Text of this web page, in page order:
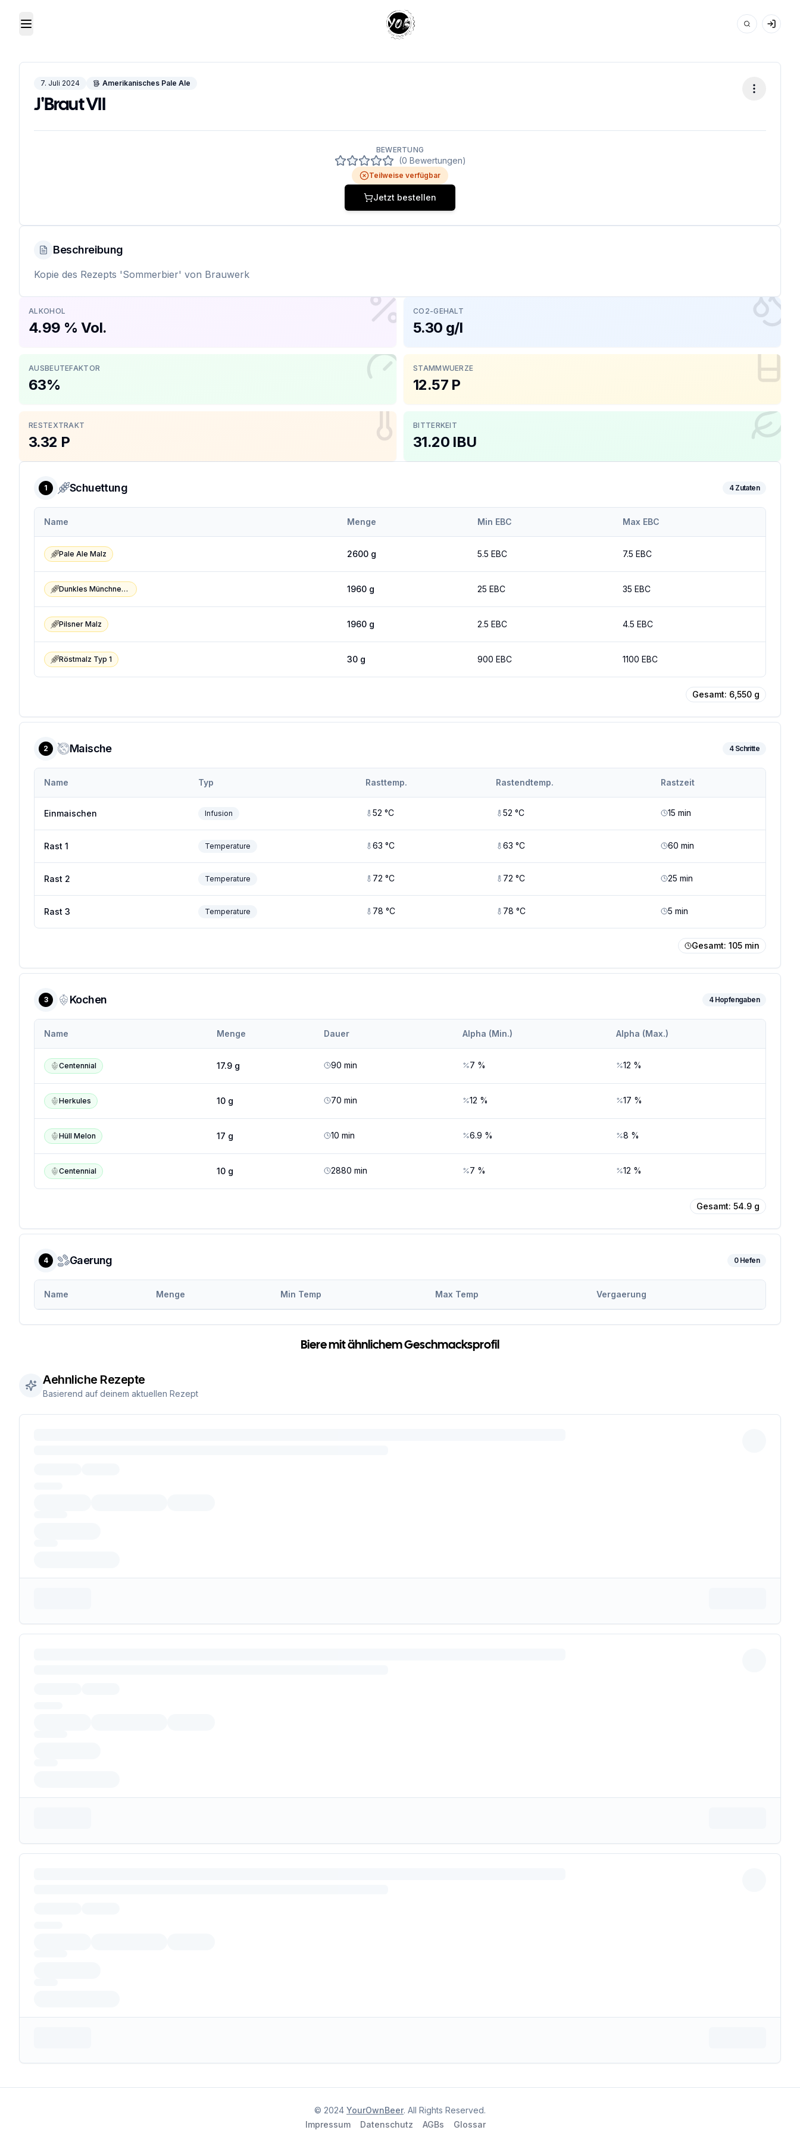
Toggle Menu Your Own Beer
7. Juli 2024 Amerikanisches Pale Ale
J'Braut VII
BEWERTUNG
(0 Bewertungen)
Teilweise verfügbar
Jetzt bestellen
Beschreibung
Kopie des Rezepts 'Sommerbier' von Brauwerk
ALKOHOL
4.99 % Vol.
CO2-GEHALT
5.30 g/l
AUSBEUTEFAKTOR
63%
STAMMWUERZE
12.57 P
RESTEXTRAKT
3.32 P
BITTERKEIT
31.20 IBU
1 Schuettung 4Zutaten
Name Menge Min EBC Max EBC
Pale Ale Malz 2600 g 5.5 EBC 7.5 EBC
Dunkles Münchner Malz 1960 g 25 EBC 35 EBC
Pilsner Malz 1960 g 2.5 EBC 4.5 EBC
Röstmalz Typ 1 30 g 900 EBC 1100 EBC
Gesamt: 6,550 g
2 Maische 4Schritte
Name Typ Rasttemp. Rastendtemp. Rastzeit
Einmaischen Infusion 52 °C 52 °C 15 min
Rast 1 Temperature 63 °C 63 °C 60 min
Rast 2 Temperature 72 °C 72 °C 25 min
Rast 3 Temperature 78 °C 78 °C 5 min
Gesamt: 105 min
3 Kochen 4Hopfengaben
Name Menge Dauer Alpha (Min.) Alpha (Max.)
Centennial 17.9 g 90 min 7 % 12 %
Herkules 10 g 70 min 12 % 17 %
Hüll Melon 17 g 10 min 6.9 % 8 %
Centennial 10 g 2880 min 7 % 12 %
Gesamt: 54.9 g
4 Gaerung 0Hefen
Name Menge Min Temp Max Temp Vergaerung
Biere mit ähnlichem Geschmacksprofil
Aehnliche Rezepte
Basierend auf deinem aktuellen Rezept
© 2024 YourOwnBeer. All Rights Reserved.
Impressum
Datenschutz AGBs Glossar